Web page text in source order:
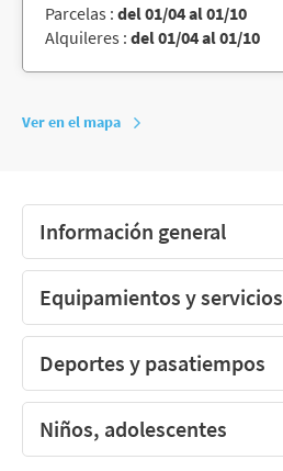
Parcelas : del 01/04 al 01/10
Alquileres : del 01/04 al 01/10
Ver en el mapa
Información general
Equipamientos y servicios
Deportes y pasatiempos
Niños, adolescentes